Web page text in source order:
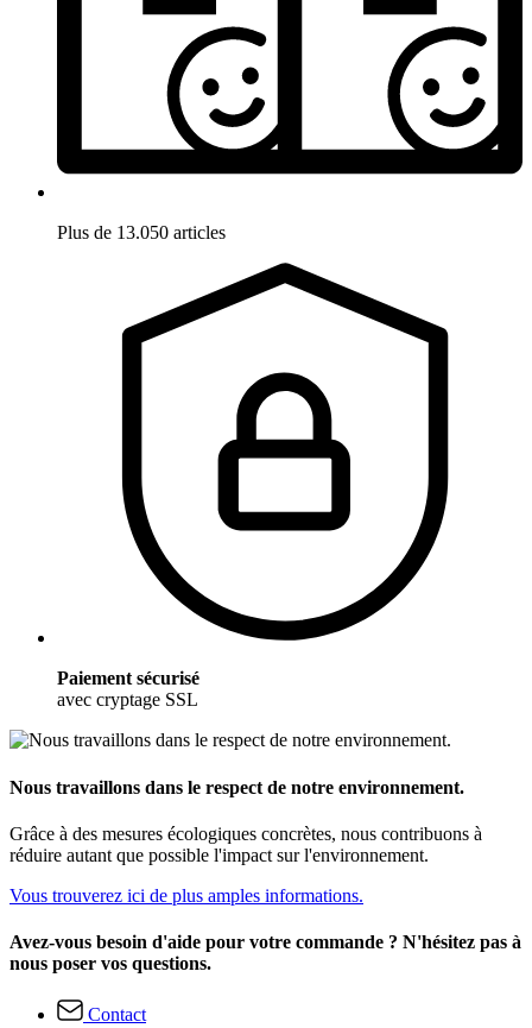
Plus de 13.050 articles
Paiement sécurisé
avec cryptage SSL
Nous travaillons dans le respect de notre environnement.
Grâce à des mesures écologiques concrètes, nous contribuons à
réduire autant que possible l'impact sur l'environnement.
Vous trouverez ici de plus amples informations.
Avez-vous besoin d'aide pour votre commande ? N'hésitez pas à
nous poser vos questions.
Contact